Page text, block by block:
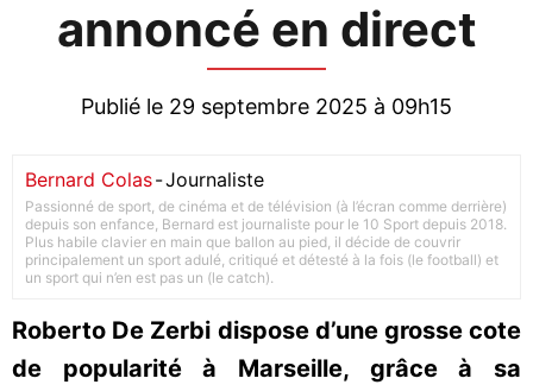
annoncé en direct
Publié le 29 septembre 2025 à 09h15
Bernard Colas-Journaliste
Passionné de sport, de cinéma et de télévision (à l’écran comme derrière)
depuis son enfance, Bernard est journaliste pour le 10 Sport depuis 2018.
Plus habile clavier en main que ballon au pied, il décide de couvrir
principalement un sport adulé, critiqué et détesté à la fois (le football) et
un sport qui n’en est pas un (le catch).
Roberto De Zerbi dispose d’une grosse cote
de popularité à Marseille, grâce à sa